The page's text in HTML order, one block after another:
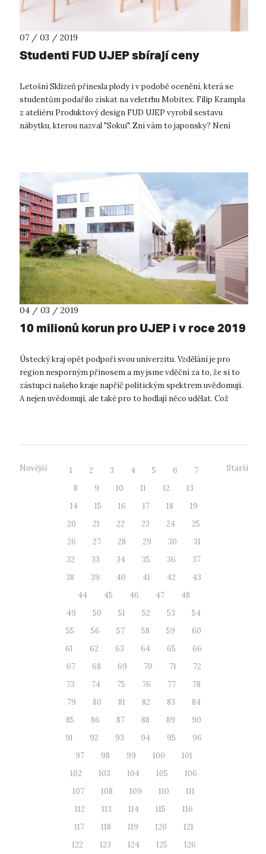
07 / 03 / 2019
Studenti FUD UJEP sbírají ceny
Letošní Sklizeň přinesla plody i v podobě ocenění, která se
studentům podařilo získat na veletrhu Mobitex. Filip Krampla
z ateliéru Produktový design FUD UJEP vyrobil sestavu
nábytku, kterou nazval "Sokui". Zní vám to japonsky? Není
04 / 03 / 2019
10 milionů korun pro UJEP i v roce 2019
Ústecký kraj opět podpoří svou univerzitu. Vzdělání je pro
region nesporným přínosem a my jsme vděční za to, že si to
zástupci našeho kraje napříč politickým spektrem uvědomují.
A nejen uvědomují, ale také pro to hodlají něco udělat. Což
Novější 1 2 3 4 5 6
7
8
9 10 11 12
13
14
15 16 17 18
19
20
21 22 23 24
25
26
27 28 29 30
31
32
33 34 35 36
37
38
39 40 41 42
43
44
45 46 47
48
49
50 51 52 53
54
55
56 57 58 59
60
61
62 63 64 65
66
67
68 69 70 71
72
73
74 75 76 77
78
79
80 81 82 83
84
85
86 87 88 89
90
91
92 93 94 95
96
97
98 99 100
101
102
103 104 105
106
107
108 109 110
111
112
113 114 115
116
117
118 119 120
121
122
123 124 125
126
Starší